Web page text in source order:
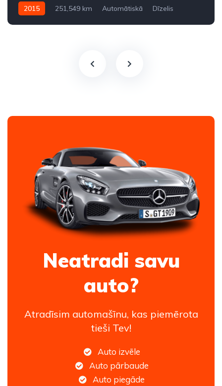
2015 251,549 km Automātiskā
Dīzelis
Neatradi savu
auto?
Atradīsim automašīnu, kas piemērota
tieši Tev!
Auto izvēle
Auto pārbaude
Auto piegāde